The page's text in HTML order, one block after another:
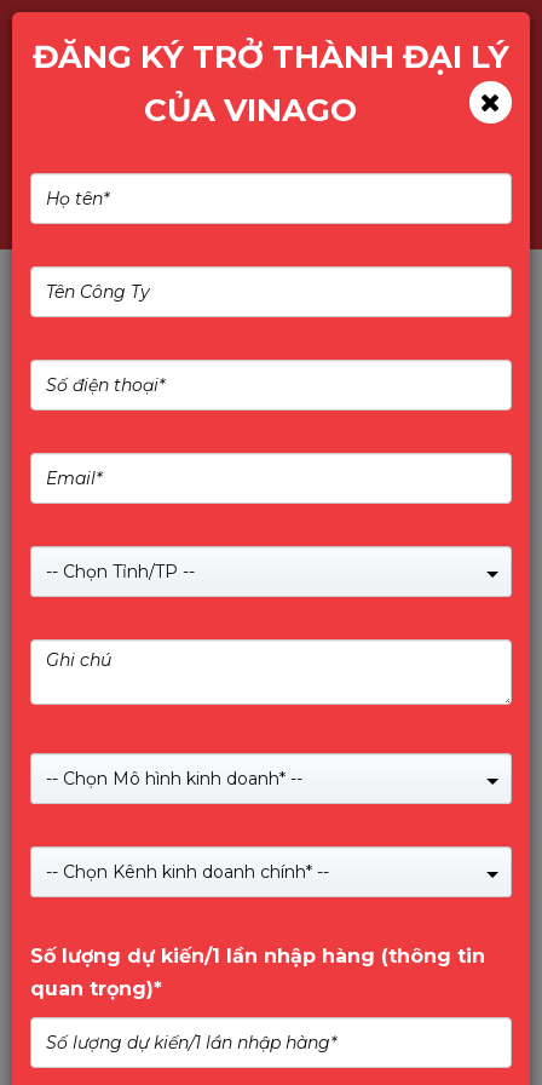
TỔNG KẾT SỰ KIỆN RA
LƯỢC PHÁT TRIỂN 2025
TỔNG KẾT SỰ KIỆN RA MẮT HIKSEMI &
CHIẾN LƯỢC PHÁT TRIỂN 2025
đánh dấu cột mốc quan trọng trong hành trình
hợp tác giữa Vinago và Hiksemi. Chương trình
không chỉ giới thiệu thương hiệu Hiksemi đến thị
trường mà còn mang đến những thông tin quan
trọng về chiến lược phát triển trong năm 2025.
ĐĂNG KÝ TRỞ THÀNH ĐẠI LÝ
CỦA VINAGO
-- Chọn Tỉnh/TP --
-- Chọn Mô hình kinh doanh* --
-- Chọn Kênh kinh doanh chính* --
Số lượng dự kiến/1 lần nhập hàng (thông tin
quan trọng)*